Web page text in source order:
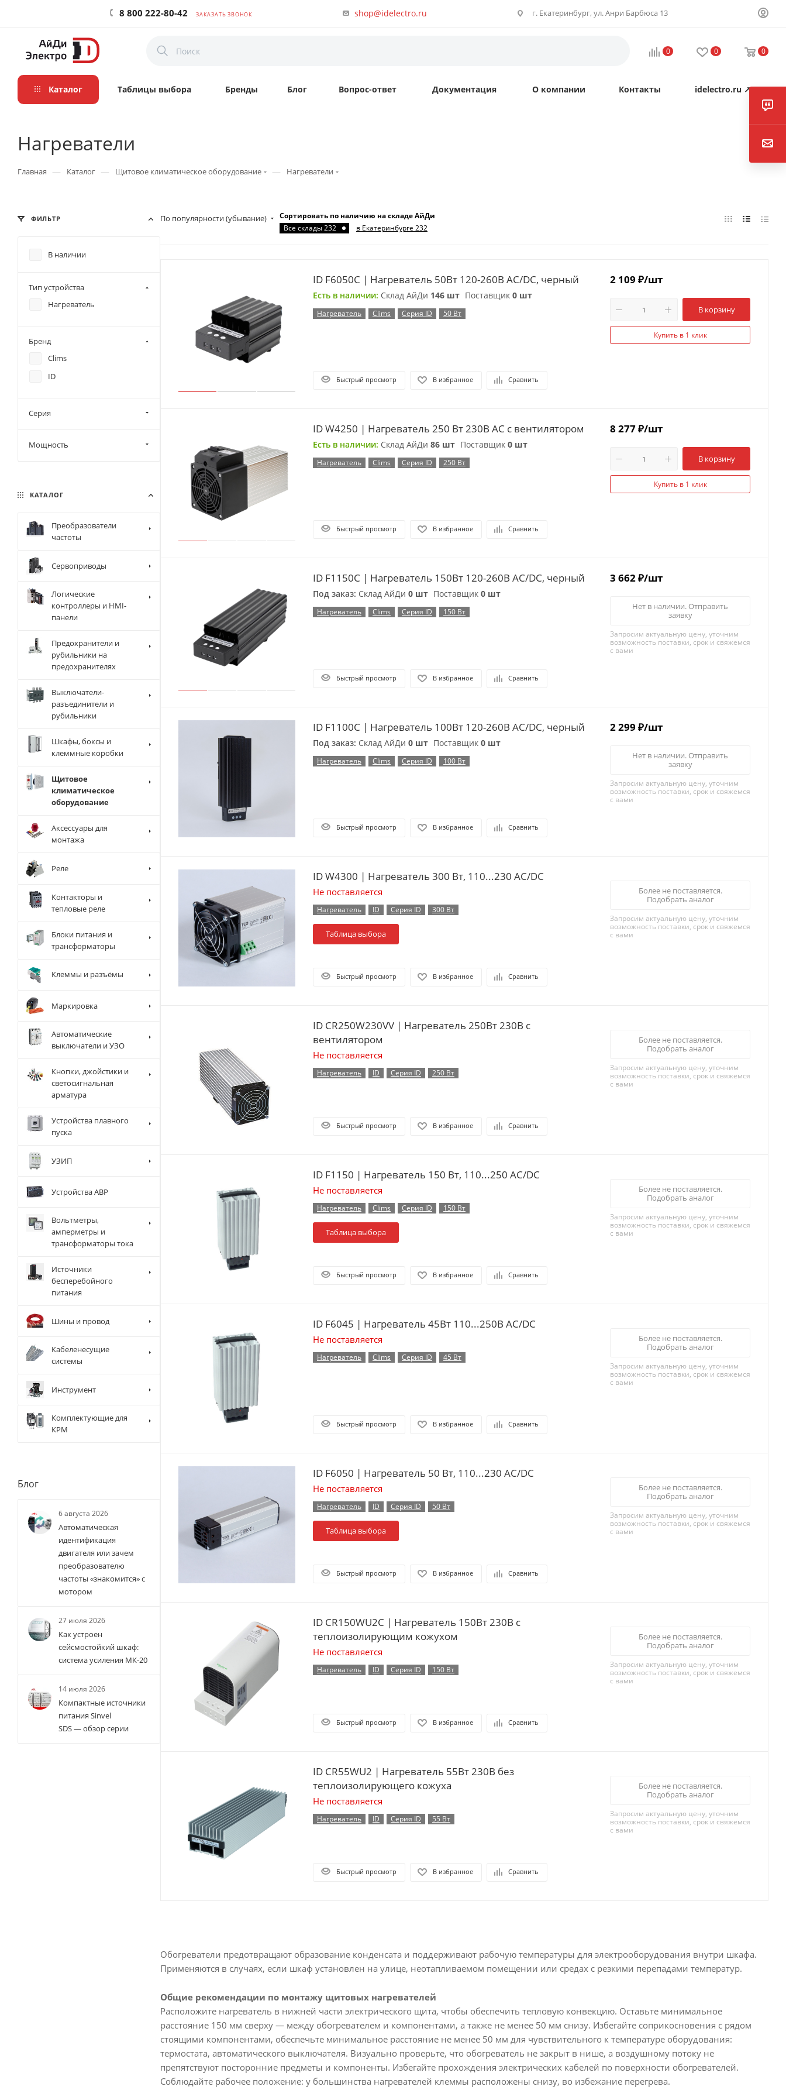
8 800 222-80-42 ЗАКАЗАТЬ ЗВОНОК shop@idelectro.ru г. Екатеринбург, ул. Анри Барбюса 13
0 0 0
Каталог Таблицы выбора Бренды Блог Вопрос-ответ Документация О компании Контакты idelectro.ru ↗
Нагреватели
Главная — Каталог — Щитовое климатическое оборудование — Нагреватели
По популярности (убывание)
Сортировать по наличию на складе АйДи
Все склады 232
в Екатеринбурге 232
ID F6050C | Нагреватель 50Вт 120-260В AC/DC, черный
Есть в наличии: Склад АйДи 146 шт Поставщик 0 шт
Нагреватель Clims Серия ID 50 Вт
Быстрый просмотр В избранное Сравнить
2 109 ₽/шт
В корзину
Купить в 1 клик
ID W4250 | Нагреватель 250 Вт 230В AC с вентилятором
Есть в наличии: Склад АйДи 86 шт Поставщик 0 шт
Нагреватель Clims Серия ID 250 Вт
Быстрый просмотр В избранное Сравнить
8 277₽/шт
В корзину
Купить в 1 клик
ID F1150C | Нагреватель 150Вт 120-260В AC/DC, черный
Под заказ: Склад АйДи 0 шт Поставщик 0 шт
Нагреватель Clims Серия ID 150 Вт
Быстрый просмотр В избранное Сравнить
3 662₽/шт
Нет в наличии. Отправить
заявку
Запросим актуальную цену, уточним
возможность поставки, срок и свяжемся
с вами
ID F1100C | Нагреватель 100Вт 120-260В AC/DC, черный
Под заказ: Склад АйДи 0 шт Поставщик 0 шт
Нагреватель Clims Серия ID 100 Вт
Быстрый просмотр В избранное Сравнить
2 299 ₽/шт
Нет в наличии. Отправить
заявку
Запросим актуальную цену, уточним
возможность поставки, срок и свяжемся
с вами
ID W4300 | Нагреватель 300 Вт, 110...230 АС/DC
Не поставляется
Нагреватель ID Серия ID 300 Вт
Таблица выбора
Быстрый просмотр В избранное Сравнить
Более не поставляется.
Подобрать аналог
Запросим актуальную цену, уточним
возможность поставки, срок и свяжемся
с вами
ID CR250W230VV | Нагреватель 250Вт 230В с
вентилятором
Не поставляется
Нагреватель ID Серия ID 250 Вт
Быстрый просмотр В избранное Сравнить
Более не поставляется.
Подобрать аналог
Запросим актуальную цену, уточним
возможность поставки, срок и свяжемся
с вами
ID F1150 | Нагреватель 150 Вт, 110...250 АС/DC
Не поставляется
Нагреватель Clims Серия ID 150 Вт
Таблица выбора
Быстрый просмотр В избранное Сравнить
Более не поставляется.
Подобрать аналог
Запросим актуальную цену, уточним
возможность поставки, срок и свяжемся
с вами
ID F6045 | Нагреватель 45Вт 110...250В AC/DC
Не поставляется
Нагреватель Clims Серия ID 45 Вт
Быстрый просмотр В избранное Сравнить
Более не поставляется.
Подобрать аналог
Запросим актуальную цену, уточним
возможность поставки, срок и свяжемся
с вами
ID F6050 | Нагреватель 50 Вт, 110...230 АС/DC
Не поставляется
Нагреватель ID Серия ID 50 Вт
Таблица выбора
Быстрый просмотр В избранное Сравнить
Более не поставляется.
Подобрать аналог
Запросим актуальную цену, уточним
возможность поставки, срок и свяжемся
с вами
ID CR150WU2C | Нагреватель 150Вт 230В с
теплоизолирующим кожухом
Не поставляется
Нагреватель ID Серия ID 150 Вт
Быстрый просмотр В избранное Сравнить
Более не поставляется.
Подобрать аналог
Запросим актуальную цену, уточним
возможность поставки, срок и свяжемся
с вами
ID CR55WU2 | Нагреватель 55Вт 230В без
теплоизолирующего кожуха
Не поставляется
Нагреватель ID Серия ID 55 Вт
Быстрый просмотр В избранное Сравнить
Более не поставляется.
Подобрать аналог
Запросим актуальную цену, уточним
возможность поставки, срок и свяжемся
с вами
Обогреватели предотвращают образование конденсата и поддерживают рабочую температуры для электрооборудования внутри шкафа.
Применяются в случаях, если шкаф установлен на улице, неотапливаемом помещении или средах с резкими перепадами температур.
Общие рекомендации по монтажу щитовых нагревателей
Расположите нагреватель в нижней части электрического щита, чтобы обеспечить тепловую конвекцию. Оставьте минимальное
расстояние 150 мм сверху — между обогревателем и компонентами, а также не менее 50 мм снизу. Избегайте соприкосновения с рядом
стоящими компонентами, обеспечьте минимальное расстояние не менее 50 мм для чувствительного к температуре оборудования:
термостата, автоматического выключателя. Визуально проверьте, что обогреватель не закрыт в нише, а воздушному потоку не
препятствуют посторонние предметы и компоненты. Избегайте прохождения электрических кабелей по поверхности обогревателей.
Соблюдайте рабочее положение: у большинства нагревателей клеммы расположены снизу, во избежание перегрева.
ФИЛЬТР
В наличии
Тип устройства
Нагреватель
Бренд
Clims
ID
Серия
Мощность
КАТАЛОГ
Преобразователи
частоты
Сервоприводы
Логические
контроллеры и HMI-
панели
Предохранители и
рубильники на
предохранителях
Выключатели-
разъединители и
рубильники
Шкафы, боксы и
клеммные коробки
Щитовое
климатическое
оборудование
Аксессуары для
монтажа
Реле
Контакторы и
тепловые реле
Блоки питания и
трансформаторы
Клеммы и разъёмы
Маркировка
Автоматические
выключатели и УЗО
Кнопки, джойстики и
светосигнальная
арматура
Устройства плавного
пуска
УЗИП
Устройства АВР
Вольтметры,
амперметры и
трансформаторы тока
Источники
бесперебойного
питания
Шины и провод
Кабеленесущие
системы
Инструмент
Комплектующие для
КРМ
Блог
6 августа 2026
Автоматическая
идентификация
двигателя или зачем
преобразователю
частоты «знакомится» с
мотором
27 июля 2026
Как устроен
сейсмостойкий шкаф:
система усиления МК-20
14 июля 2026
Компактные источники
питания Sinvel
SDS — обзор серии